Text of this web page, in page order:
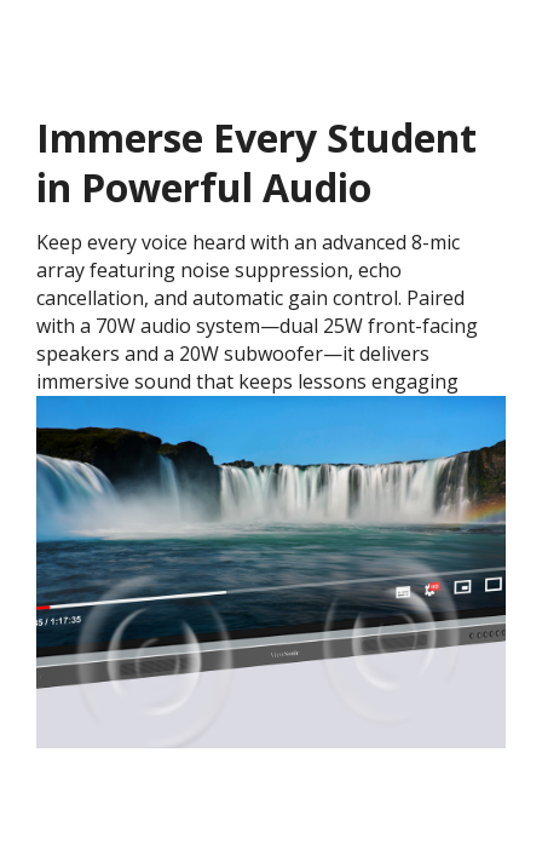
Immerse Every Student
in Powerful Audio
Keep every voice heard with an advanced 8-mic
array featuring noise suppression, echo
cancellation, and automatic gain control. Paired
with a 70W audio system—dual 25W front-facing
speakers and a 20W subwoofer—it delivers
immersive sound that keeps lessons engaging